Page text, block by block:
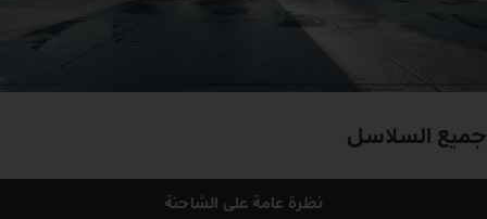
جميع السلاسل
نظرة عامة على الشاحنة